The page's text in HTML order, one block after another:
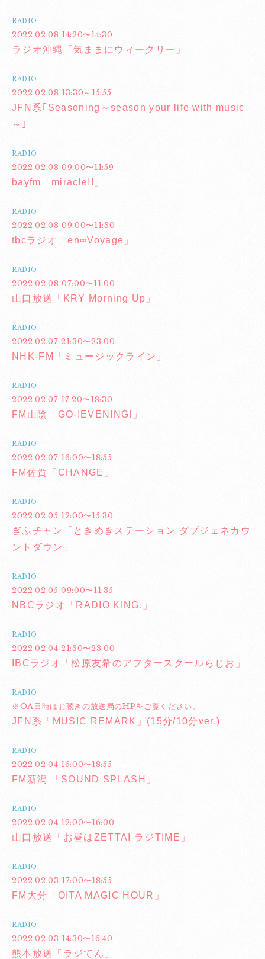
RADIO
2022.02.08 14:20〜14:30
ラジオ沖縄「気ままにウィークリー」
RADIO
2022.02.08 13:30～15:55
JFN系｢Seasoning～season your life with music
～｣
RADIO
2022.02.08 09:00〜11:59
bayfm「miracle!!」
RADIO
2022.02.08 09:00〜11:30
tbcラジオ「en∞Voyage」
RADIO
2022.02.08 07:00〜11:00
山口放送「KRY Morning Up」
RADIO
2022.02.07 21:30〜23:00
NHK-FM「ミュージックライン」
RADIO
2022.02.07 17:20〜18:30
FM山陰「GO-!EVENING!」
RADIO
2022.02.07 16:00〜18:55
FM佐賀「CHANGE」
RADIO
2022.02.05 12:00〜15:30
ぎふチャン「ときめきステーション ダブジェネカウ
ントダウン」
RADIO
2022.02.05 09:00〜11:35
NBCラジオ「RADIO KING.」
RADIO
2022.02.04 21:30〜23:00
IBCラジオ「松原友希のアフタースクールらじお」
RADIO
※OA日時はお聴きの放送局のHPをご覧ください。
JFN系「MUSIC REMARK」(15分/10分ver.)
RADIO
2022.02.04 16:00〜18:55
FM新潟 「SOUND SPLASH」
RADIO
2022.02.04 12:00〜16:00
山口放送「お昼はZETTAI ラジTIME」
RADIO
2022.02.03 17:00〜18:55
FM大分「OITA MAGIC HOUR」
RADIO
2022.02.03 14:30〜16:40
熊本放送「ラジてん」